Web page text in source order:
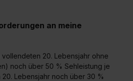
an meine
voll­ende­ten 20. Le­bens­jahr oh­ne
noch über 50 % Sehleis­tung je
Le­bens­jahr noch über 30 %